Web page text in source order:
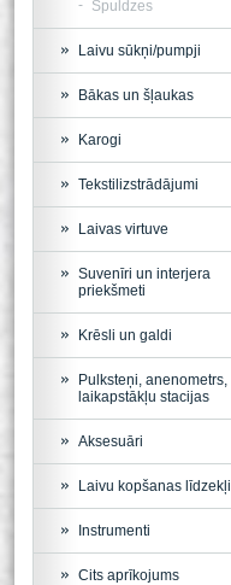
Spuldzes
Laivu sūkņi/pumpji
Bākas un šļaukas
Karogi
Tekstilizstrādājumi
Laivas virtuve
Suvenīri un interjera
priekšmeti
Krēsli un galdi
Pulksteņi, anenometrs,
laikapstākļu stacijas
Aksesuāri
Laivu kopšanas līdzekļi
Instrumenti
Cits aprīkojums